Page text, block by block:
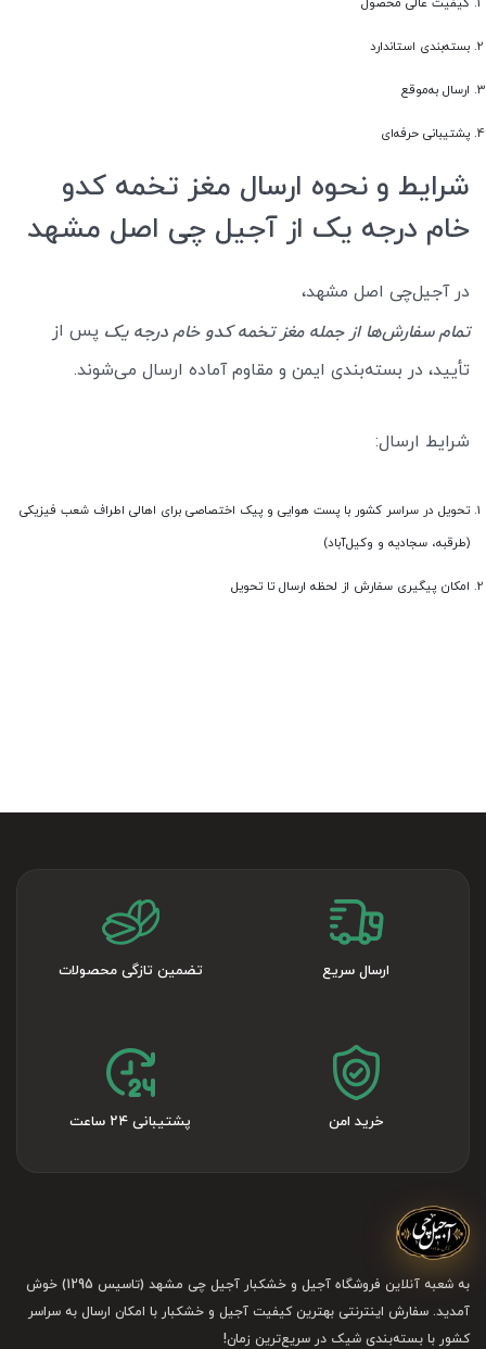
کیفیت عالی محصول
بسته‌بندی استاندارد
ارسال به‌موقع
پشتیبانی حرفه‌ای
شرایط و نحوه ارسال مغز تخمه کدو
خام درجه یک از آجیل چی اصل مشهد
در آجیل‌چی اصل مشهد،
تمام سفارش‌ها از جمله مغز تخمه کدو خام درجه یک پس از
تأیید، در بسته‌بندی ایمن و مقاوم آماده ارسال می‌شوند.
شرایط ارسال:
تحویل در سراسر کشور با پست هوایی و پیک اختصاصی برای اهالی اطراف شعب فیزیکی
(طرقبه، سجادیه و وکیل‌آباد)
امکان پیگیری سفارش از لحظه ارسال تا تحویل
ارسال سریع تضمین تازگی محصولات
خرید امن پشتیبانی ۲۴ ساعت
به شعبه آنلاین فروشگاه آجیل و خشکبار آجیل چی مشهد (تاسیس 1295) خوش
آمدید. سفارش اینترنتی بهترین کیفیت آجیل و خشکبار با امکان ارسال به سراسر
کشور با بسته‌بندی شیک در سریع‌ترین زمان!